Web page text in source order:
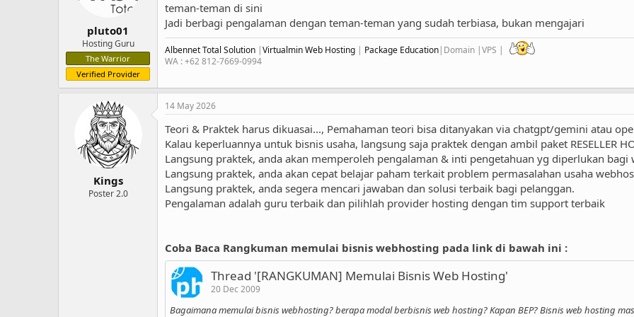
pluto01
Hosting Guru
The Warrior
Verified Provider
teman-teman di sini
Jadi berbagi pengalaman dengan teman-teman yang sudah terbiasa, bukan mengajari
Albennet Total Solution |Virtualmin Web Hosting | Package Education|Domain |VPS |
WA : +62 812-7669-0994
Kings
Poster 2.0
14 May 2026
Teori & Praktek harus dikuasai..., Pemahaman teori bisa ditanyakan via chatgpt/gemini atau
Kalau keperluannya untuk bisnis usaha, langsung saja praktek dengan ambil paket RESELLER
Langsung praktek, anda akan memperoleh pengalaman & inti pengetahuan yg diperlukan bagi
Langsung praktek, anda akan cepat belajar paham terkait problem permasalahan usaha
Langsung praktek, anda segera mencari jawaban dan solusi terbaik bagi pelanggan.
Pengalaman adalah guru terbaik dan pilihlah provider hosting dengan tim support terbaik
Coba Baca Rangkuman memulai bisnis webhosting pada link di bawah ini :
Thread '[RANGKUMAN] Memulai Bisnis Web Hosting'
20 Dec 2009
Bagaimana memulai bisnis webhosting? berapa modal berbisnis web hosting? Kapan BEP? Bisnis web hosting